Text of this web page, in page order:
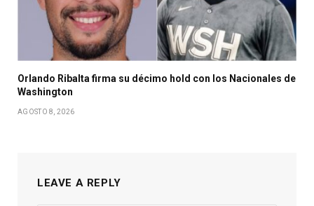
Orlando Ribalta firma su décimo hold con los Nacionales de
Washington
AGOSTO 8, 2026
LEAVE A REPLY